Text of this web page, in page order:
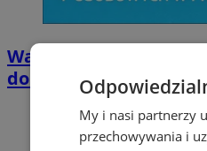
Wakacyjny
domkach
My i nasi partnerzy
przechowywania i